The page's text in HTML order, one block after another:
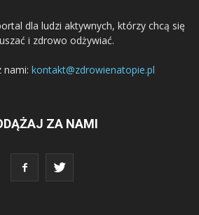
dla ludzi aktywnych, którzy chcą się
i zdrowo odżywiać.
nami: kontakt@zdrowienatopie.pl
ZA NAMI